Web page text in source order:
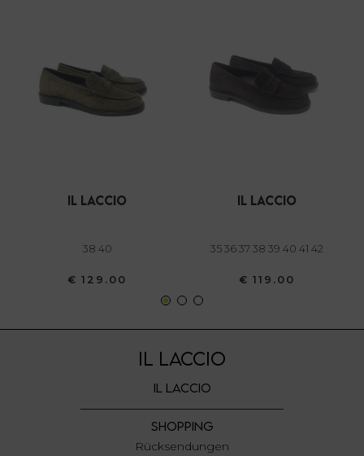
il laccio
38 40
€ 129.00
il laccio
35 36 37 38 39 40 41 42
€ 119.00
IL LACCIO
IL LACCIO
SHOPPING
Rücksendungen